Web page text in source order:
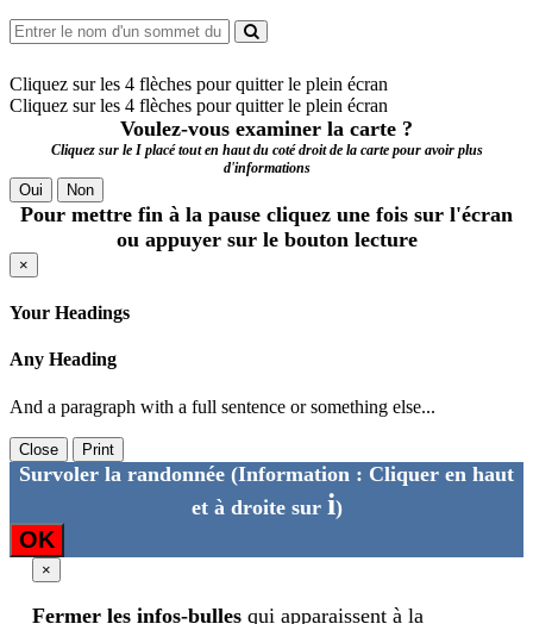
Cliquez sur les 4 flèches pour quitter le plein écran
Cliquez sur les 4 flèches pour quitter le plein écran
Voulez-vous examiner la carte ?
Cliquez sur le I placé tout en haut du coté droit de la carte pour avoir plus
d'informations
Oui Non
Pour mettre fin à la pause cliquez une fois sur l'écran
ou appuyer sur le bouton lecture
×
Your Headings
Any Heading
And a paragraph with a full sentence or something else...
Close Print
Survoler la randonnée (Information : Cliquer en haut
et à droite sur i)
OK
×
Fermer les infos-bullesqui apparaissent à la